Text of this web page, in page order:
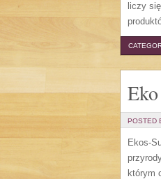
liczy
POSTED
Ekos-
którym